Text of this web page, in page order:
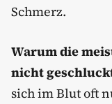
Schmerz.
Warum die
nicht
sich im Blut oft